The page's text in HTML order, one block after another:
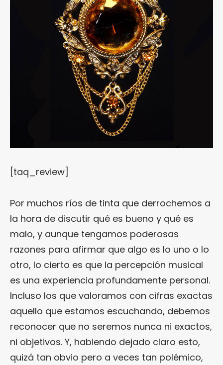
[taq_review]
Por muchos ríos de tinta que derrochemos a
la hora de discutir qué es bueno y qué es
malo, y aunque tengamos poderosas
razones para afirmar que algo es lo uno o lo
otro, lo cierto es que la percepción musical
es una experiencia profundamente personal.
Incluso los que valoramos con cifras exactas
aquello que estamos escuchando, debemos
reconocer que no seremos nunca ni exactos,
ni objetivos. Y, habiendo dejado claro esto,
quizá tan obvio pero a veces tan polémico,